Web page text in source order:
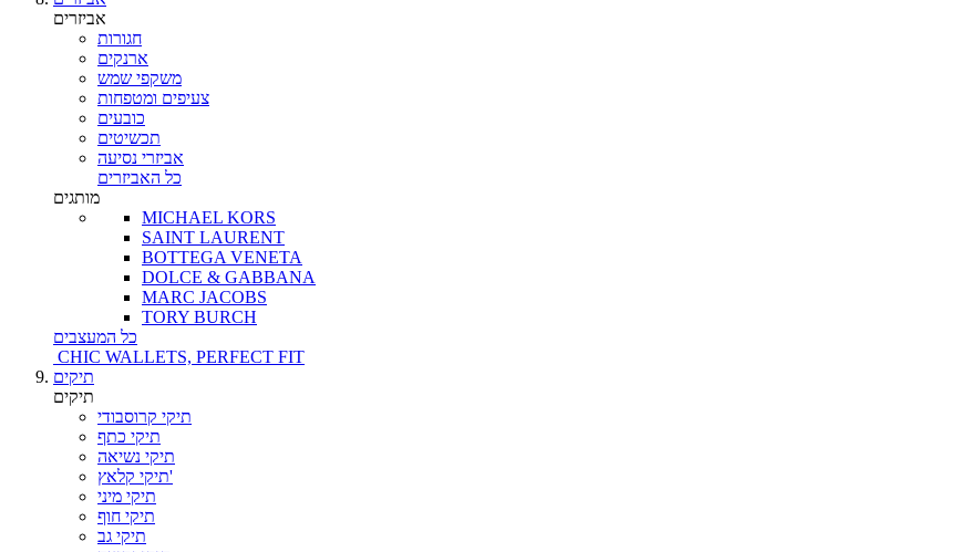
אביזרים
חגורות
ארנקים
משקפי שמש
צעיפים ומטפחות
כובעים
תכשיטים
אביזרי נסיעה
כל האביזרים
מותגים
MICHAEL KORS
SAINT LAURENT
BOTTEGA VENETA
DOLCE & GABBANA
MARC JACOBS
TORY BURCH
כל המעצבים
CHIC WALLETS, PERFECT FIT
תיקים
תיקים
תיקי קרוסבודי
תיקי כתף
תיקי נשיאה
תיקי קלאץ'
תיקי מיני
תיקי חוף
תיקי גב